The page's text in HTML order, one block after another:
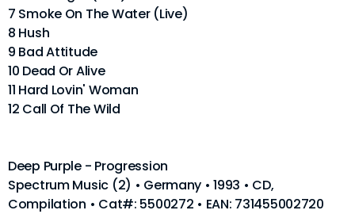
7 Smoke On The Water (Live)
8 Hush
9 Bad Attitude
10 Dead Or Alive
11 Hard Lovin' Woman
12 Call Of The Wild
Deep Purple - Progression
Spectrum Music (2) • Germany • 1993 • CD,
Compilation • Cat#: 5500272 • EAN: 731455002720